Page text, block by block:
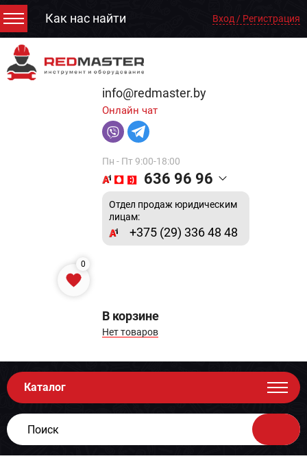
Как нас найти Вход / Регистрация
info@redmaster.by
Онлайн чат
Пн - Пт 9:00-18:00
636 96 96
Отдел продаж юридическим
лицам:
+375 (29) 336 48 48
0
В корзине
Нет товаров
Каталог